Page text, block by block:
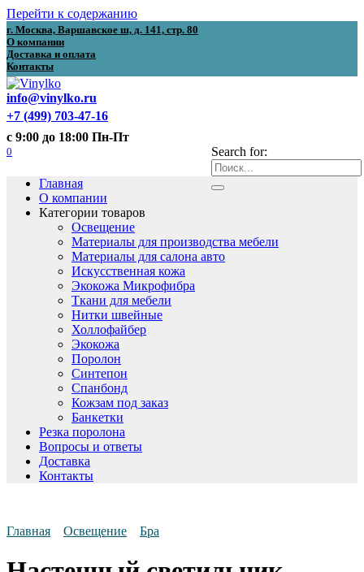
Перейти к содержанию
г. Москва, Варшавское ш, д. 141, стр. 80
О компании
Доставка и оплата
Контакты
info@vinylko.ru
+7 (499) 703-47-16
с 9:00 до 18:00 Пн-Пт
Search for:
0
Главная
О компании
Категории товаров
Освещение
Материалы для производства мебели
Материалы для салона авто
Искусственная кожа
Экокожа Микрофибра
Ткани для мебели
Нитки швейные
Холлофайбер
Экокожа
Поролон
Синтепон
Спанбонд
Кожзам под заказ
Банкетки
Резка поролона
Вопросы и ответы
Доставка
Контакты
Главная Освещение Бра